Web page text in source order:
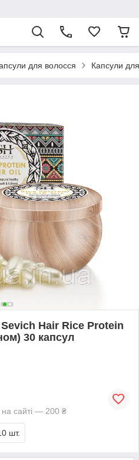
для волосся Капсули
Hair Rice Protein
30 капсул
сайті — 200 ₴
шт.